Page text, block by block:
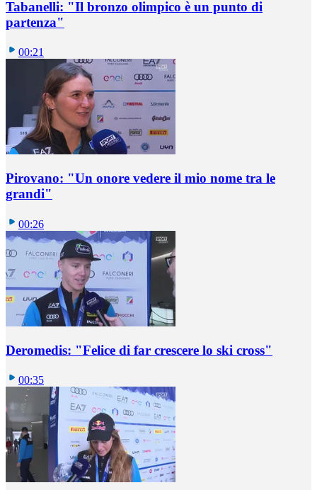
Tabanelli: "Il bronzo olimpico è un punto di
partenza"
00:21
Pirovano: "Un onore vedere il mio nome tra le
grandi"
00:26
Deromedis: "Felice di far crescere lo ski cross"
00:35